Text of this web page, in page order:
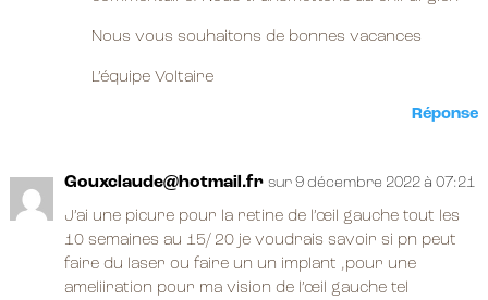
Nous vous souhaitons de bonnes vacances
L’équipe Voltaire
Réponse
Gouxclaude@hotmail.fr sur 9 décembre 2022 à 07:21
J’ai une picure pour la retine de l’œil gauche tout les
10 semaines au 15/ 20 je voudrais savoir si pn peut
faire du laser ou faire un un implant ,pour une
ameliiration pour ma vision de l’œil gauche tel